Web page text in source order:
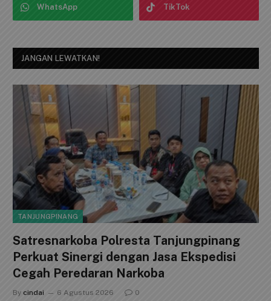
WhatsApp TikTok
JANGAN LEWATKAN!
TANJUNGPINANG
Satresnarkoba Polresta Tanjungpinang
Perkuat Sinergi dengan Jasa Ekspedisi
Cegah Peredaran Narkoba
By cindai 6 Agustus 2026 0